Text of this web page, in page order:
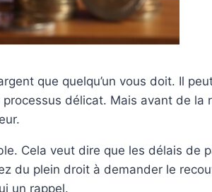
que quelqu’un vous doit. Il
délicat. Mais avant de la
Cela veut dire que les délais de
du plein droit à demander le
un rappel.